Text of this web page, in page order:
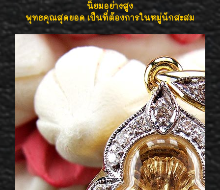
นิยมอย่างสูง
พุทธคุณสุดยอด เป็นที่ต้องการในหมู่นักสะสม